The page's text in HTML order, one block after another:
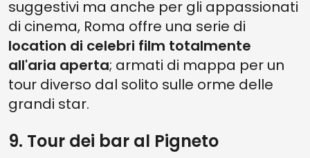
suggestivi ma anche per gli appassionati
di cinema, Roma offre una serie di
location di celebri film totalmente
all'aria aperta; armati di mappa per un
tour diverso dal solito sulle orme delle
grandi star.
9. Tour dei bar al Pigneto